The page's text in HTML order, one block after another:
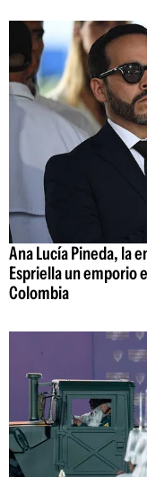
Ana Lucía Pineda, la
Espriella un emporio
Colombia